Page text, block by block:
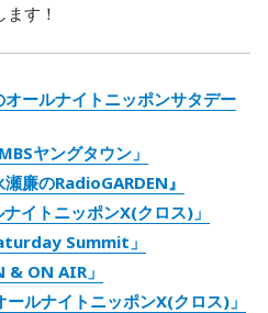
す！
ールナイトニッポンサタデー
ヤングタウン」
廉のRadioGARDEN』
イトニッポンX(クロス)」
Summit」
& ON AIR」
ルナイトニッポンX(クロス)」